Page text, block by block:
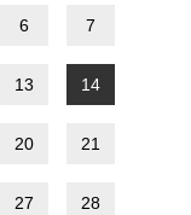
6 7
13 14
20 21
27 28